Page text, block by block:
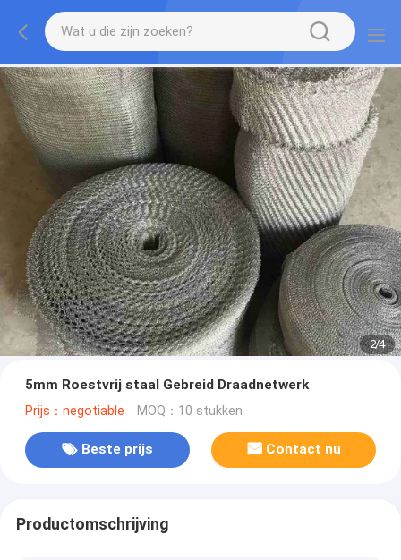
2/4
5mm Roestvrij staal Gebreid Draadnetwerk
Prijs：negotiable MOQ：10 stukken
Beste prijs Contact nu
Productomschrijving